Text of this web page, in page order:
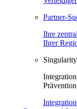
Partner-
Ihre
Ihrer